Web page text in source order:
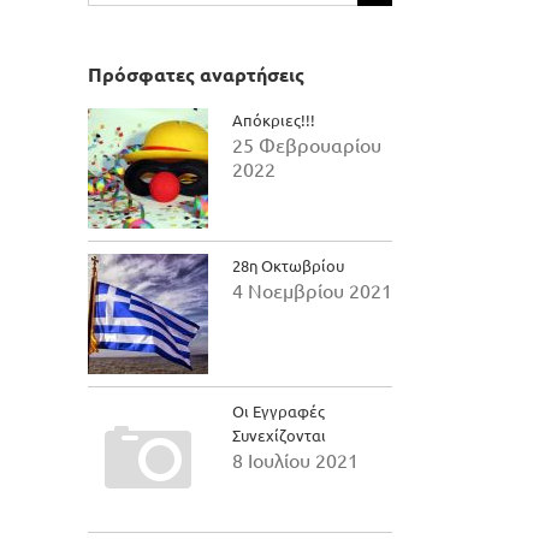
για:
Πρόσφατες αναρτήσεις
Απόκριες!!!
25 Φεβρουαρίου
2022
28η Οκτωβρίου
4 Νοεμβρίου 2021
Οι Εγγραφές
Συνεχίζονται
8 Ιουλίου 2021